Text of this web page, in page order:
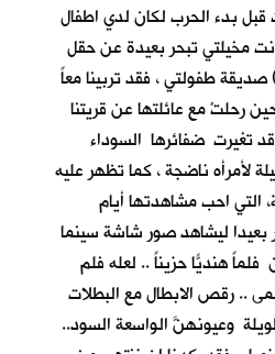
بدء الحرب لكان لدي اطفال
مخيلتي تبحر بعيدة عن حقل
صديقة طفولتي ، فقد تربينا معاً
رحلتْ مع عائلتها عن قريتنا
تغيرت ضفائرها السوداء
لأمرأه ناضجة ، كما تظهر عليه
التي احب مشاهدتها أيام
بعيدا ليشاهد صور شاشة سينما
هنديّاً حزيناً .. لعله فلم
.. رقص الابطال مع البطلات
وعيونهنَّ الواسعة السود..